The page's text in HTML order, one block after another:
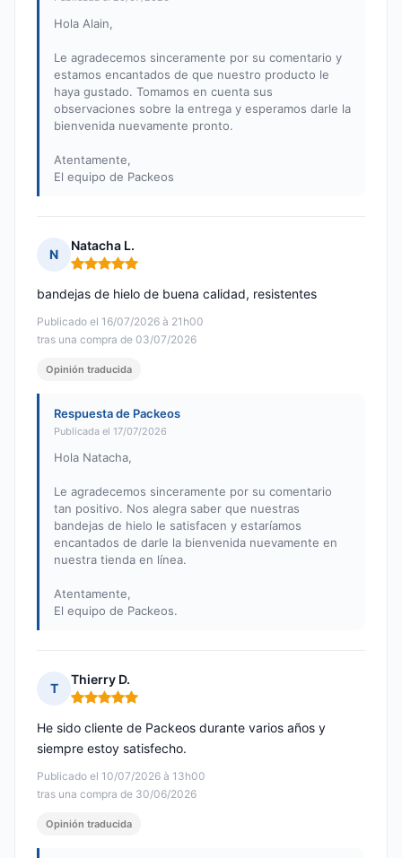
Hola Alain,
Le agradecemos sinceramente por su comentario y
estamos encantados de que nuestro producto le
haya gustado. Tomamos en cuenta sus
observaciones sobre la entrega y esperamos darle la
bienvenida nuevamente pronto.
Atentamente,
El equipo de Packeos
N
Natacha L.
Nota: 5 de 5
Publicado el 16/07/2026 à 21h00
tras una compra de 03/07/2026
bandejas de hielo de buena calidad, resistentes
Opinión traducida
Respuesta de Packeos
Publicada el 17/07/2026
Hola Natacha,
Le agradecemos sinceramente por su comentario
tan positivo. Nos alegra saber que nuestras
bandejas de hielo le satisfacen y estaríamos
encantados de darle la bienvenida nuevamente en
nuestra tienda en línea.
Atentamente,
El equipo de Packeos.
T
Thierry D.
Nota: 5 de 5
Publicado el 10/07/2026 à 13h00
tras una compra de 30/06/2026
He sido cliente de Packeos durante varios años y
siempre estoy satisfecho.
Opinión traducida